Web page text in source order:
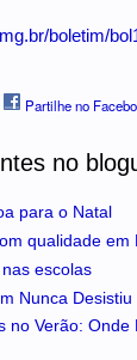
boletim/
Partilhe no
no
para o Natal
qualidade em
escolas
Nunca Desistiu
no Verão: Onde